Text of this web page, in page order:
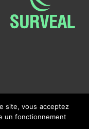
site, vous acceptez
un fonctionnement